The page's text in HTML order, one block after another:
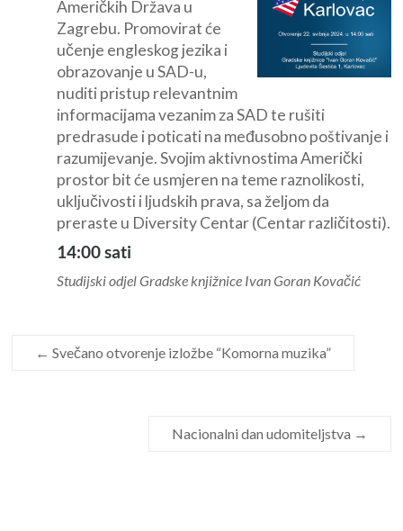
Američkih Država u
Zagrebu. Promovirat će
učenje engleskog jezika i
obrazovanje u SAD-u,
nuditi pristup relevantnim
informacijama vezanim za SAD te rušiti
predrasude i poticati na međusobno poštivanje i
razumijevanje. Svojim aktivnostima Američki
prostor bit će usmjeren na teme raznolikosti,
uključivosti i ljudskih prava, sa željom da
preraste u Diversity Centar (Centar različitosti).
14:00 sati
Studijski odjel Gradske knjižnice Ivan Goran Kovačić
← Svečano otvorenje izložbe “Komorna muzika”
Nacionalni dan udomiteljstva →